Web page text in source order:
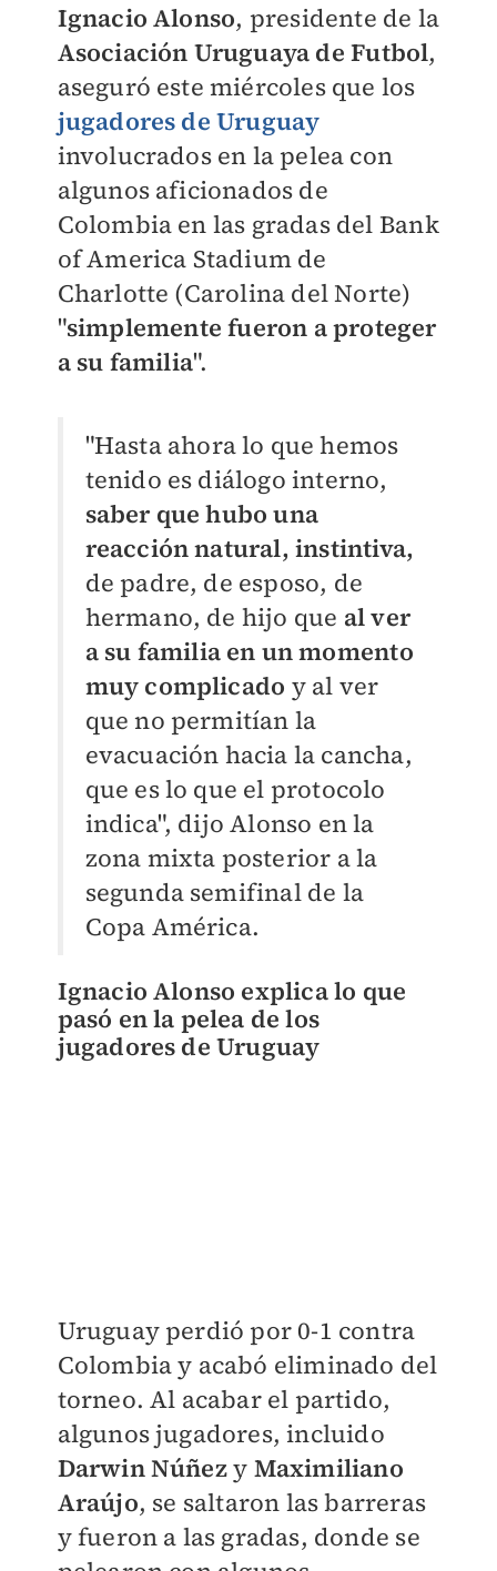
Ignacio Alonso, presidente de la
Asociación Uruguaya de Futbol,
aseguró este miércoles que los
jugadores de Uruguay
involucrados en la pelea con
algunos aficionados de
Colombia en las gradas del Bank
of America Stadium de
Charlotte (Carolina del Norte)
"simplemente fueron a proteger
a su familia".
"Hasta ahora lo que hemos
tenido es diálogo interno,
saber que hubo una
reacción natural, instintiva,
de padre, de esposo, de
hermano, de hijo que al ver
a su familia en un momento
muy complicado y al ver
que no permitían la
evacuación hacia la cancha,
que es lo que el protocolo
indica", dijo Alonso en la
zona mixta posterior a la
segunda semifinal de la
Copa América.
Ignacio Alonso explica lo que
pasó en la pelea de los
jugadores de Uruguay
Uruguay perdió por 0-1 contra
Colombia y acabó eliminado del
torneo. Al acabar el partido,
algunos jugadores, incluido
Darwin Núñezy Maximiliano
Araújo, se saltaron las barreras
y fueron a las gradas, donde se